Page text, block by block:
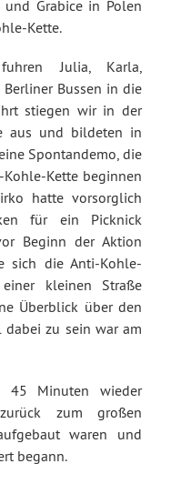
Grabice in Polen
Kette.
Julia, Karla,
Bussen in die
stiegen wir in der
aus und bildeten in
Spontandemo, die
Kette beginnen
hatte vorsorglich
für ein Picknick
Beginn der Aktion
sich die Anti-Kohle-
kleinen Straße
Überblick über den
dabei zu sein war am
45 Minuten wieder
zum großen
waren und
begann.